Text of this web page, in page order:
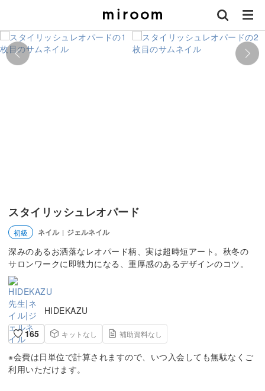
スタイリッシュレオパード
初級 ネイル | ジェルネイル
深みのあるお洒落なレオパード柄、実は超時短アート。秋冬の
サロンワークに即戦力になる、重厚感のあるデザインのコツ。
HIDEKAZU
165
キットなし 補助資料なし
※会費は日単位で計算されますので、いつ入会しても無駄なくご
利用いただけます。